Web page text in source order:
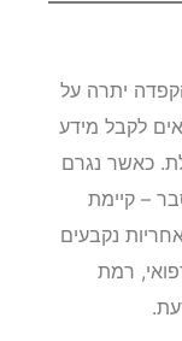
יתרה על
לקבל מידע
כאשר נגרם
– קיימת
נקבעים
רמת